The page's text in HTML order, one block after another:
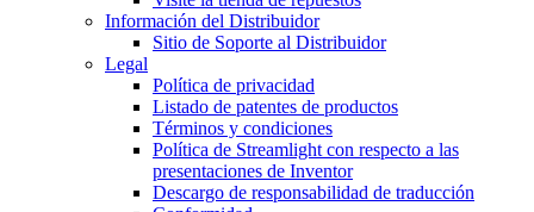
Información del Distribuidor
Sitio de Soporte al Distribuidor
Legal
Política de privacidad
Listado de patentes de productos
Términos y condiciones
Política de Streamlight con respecto a las
presentaciones de Inventor
Descargo de responsabilidad de traducción